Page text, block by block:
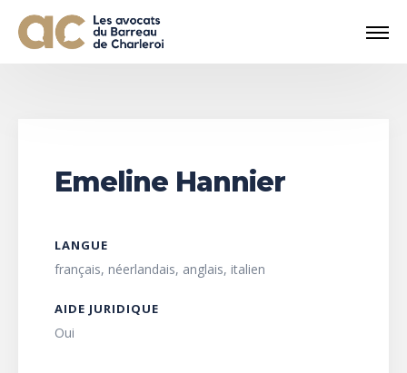
Emeline Hannier
LANGUE
français, néerlandais, anglais, italien
AIDE JURIDIQUE
Oui